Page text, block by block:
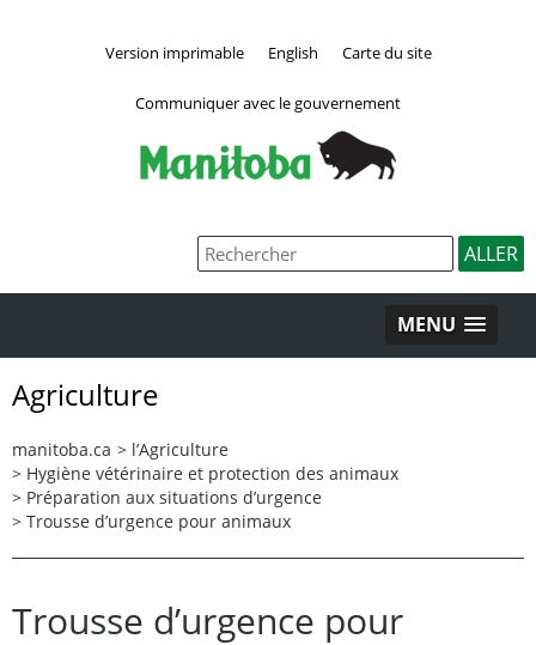
Version imprimable English Carte du site
Communiquer avec le gouvernement
MENU
Agriculture
manitoba.ca > l’Agriculture
> Hygiène vétérinaire et protection des animaux
> Préparation aux situations d’urgence
> Trousse d’urgence pour animaux
Trousse d’urgence pour